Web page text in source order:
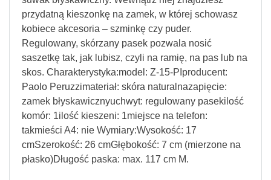
przydatną kieszonkę na zamek, w której schowasz
kobiece akcesoria – szminkę czy puder.
Regulowany, skórzany pasek pozwala nosić
saszetkę tak, jak lubisz, czyli na ramię, na pas lub na
skos. Charakterystyka:model: Z-15-PIproducent:
Paolo Peruzzimateriał: skóra naturalnazapięcie:
zamek błyskawicznyuchwyt: regulowany pasekilość
komór: 1ilość kieszeni: 1miejsce na telefon:
takmieści A4: nie Wymiary:Wysokość: 17
cmSzerokość: 26 cmGłębokość: 7 cm (mierzone na
płasko)Długość paska: max. 117 cm M.